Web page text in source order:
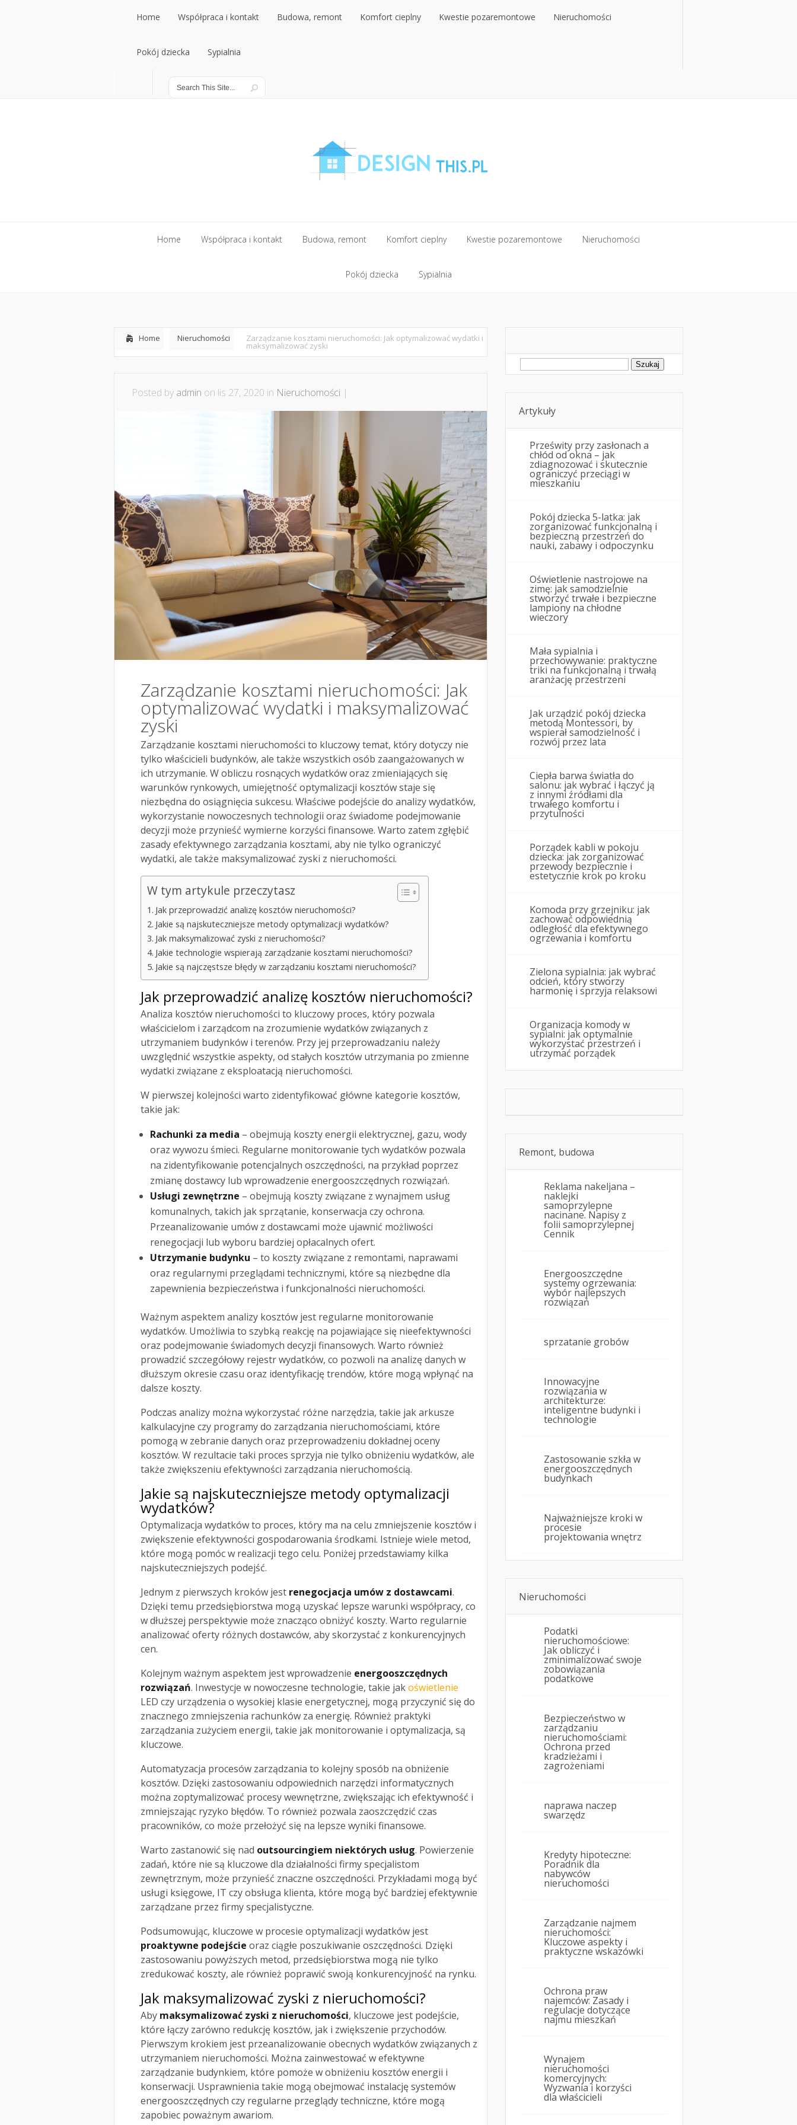
Home
Home
Współpraca i kontakt
Współpraca i kontakt
Budowa, remont Komfort cieplny Kwestie pozaremontowe Nieruchomości
Pokój dziecka
Pokój dziecka
Sypialnia
Sypialnia
Home Współpraca i kontakt Budowa, remont
Budowa, remont
Komfort cieplny
Komfort cieplny
Kwestie pozaremontowe Nieruchomości
Pokój dziecka Sypialnia
Home Nieruchomości Zarządzanie kosztami nieruchomości: Jak optymalizować wydatki i
maksymalizować zyski
Posted by admin on lis 27, 2020 in Nieruchomości |
Zarządzanie kosztami nieruchomości: Jak
optymalizować wydatki i maksymalizować
zyski
Zarządzanie kosztami nieruchomości to kluczowy temat, który dotyczy nie
tylko właścicieli budynków, ale także wszystkich osób zaangażowanych w
ich utrzymanie. W obliczu rosnących wydatków oraz zmieniających się
warunków rynkowych, umiejętność optymalizacji kosztów staje się
niezbędna do osiągnięcia sukcesu. Właściwe podejście do analizy wydatków,
wykorzystanie nowoczesnych technologii oraz świadome podejmowanie
decyzji może przynieść wymierne korzyści finansowe. Warto zatem zgłębić
zasady efektywnego zarządzania kosztami, aby nie tylko ograniczyć
wydatki, ale także maksymalizować zyski z nieruchomości.
W tym artykule przeczytasz
Jak przeprowadzić analizę kosztów nieruchomości?
Jakie są najskuteczniejsze metody optymalizacji wydatków?
Jak maksymalizować zyski z nieruchomości?
Jakie technologie wspierają zarządzanie kosztami nieruchomości?
Jakie są najczęstsze błędy w zarządzaniu kosztami nieruchomości?
Jak przeprowadzić analizę kosztów nieruchomości?
Analiza kosztów nieruchomości to kluczowy proces, który pozwala
właścicielom i zarządcom na zrozumienie wydatków związanych z
utrzymaniem budynków i terenów. Przy jej przeprowadzaniu należy
uwzględnić wszystkie aspekty, od stałych kosztów utrzymania po zmienne
wydatki związane z eksploatacją nieruchomości.
W pierwszej kolejności warto zidentyfikować główne kategorie kosztów,
takie jak:
Rachunki za media – obejmują koszty energii elektrycznej, gazu, wody
oraz wywozu śmieci. Regularne monitorowanie tych wydatków pozwala
na zidentyfikowanie potencjalnych oszczędności, na przykład poprzez
zmianę dostawcy lub wprowadzenie energooszczędnych rozwiązań.
Usługi zewnętrzne – obejmują koszty związane z wynajmem usług
komunalnych, takich jak sprzątanie, konserwacja czy ochrona.
Przeanalizowanie umów z dostawcami może ujawnić możliwości
renegocjacji lub wyboru bardziej opłacalnych ofert.
Utrzymanie budynku – to koszty związane z remontami, naprawami
oraz regularnymi przeglądami technicznymi, które są niezbędne dla
zapewnienia bezpieczeństwa i funkcjonalności nieruchomości.
Ważnym aspektem analizy kosztów jest regularne monitorowanie
wydatków. Umożliwia to szybką reakcję na pojawiające się nieefektywności
oraz podejmowanie świadomych decyzji finansowych. Warto również
prowadzić szczegółowy rejestr wydatków, co pozwoli na analizę danych w
dłuższym okresie czasu oraz identyfikację trendów, które mogą wpłynąć na
dalsze koszty.
Podczas analizy można wykorzystać różne narzędzia, takie jak arkusze
kalkulacyjne czy programy do zarządzania nieruchomościami, które
pomogą w zebranie danych oraz przeprowadzeniu dokładnej oceny
kosztów. W rezultacie taki proces sprzyja nie tylko obniżeniu wydatków, ale
także zwiększeniu efektywności zarządzania nieruchomością.
Jakie są najskuteczniejsze metody optymalizacji
wydatków?
Optymalizacja wydatków to proces, który ma na celu zmniejszenie kosztów i
zwiększenie efektywności gospodarowania środkami. Istnieje wiele metod,
które mogą pomóc w realizacji tego celu. Poniżej przedstawiamy kilka
najskuteczniejszych podejść.
Jednym z pierwszych kroków jest renegocjacja umów z dostawcami.
Dzięki temu przedsiębiorstwa mogą uzyskać lepsze warunki współpracy, co
w dłuższej perspektywie może znacząco obniżyć koszty. Warto regularnie
analizować oferty różnych dostawców, aby skorzystać z konkurencyjnych
cen.
Kolejnym ważnym aspektem jest wprowadzenie energooszczędnych
rozwiązań. Inwestycje w nowoczesne technologie, takie jakoświetlenie
LED czy urządzenia o wysokiej klasie energetycznej, mogą przyczynić się do
znacznego zmniejszenia rachunków za energię. Również praktyki
zarządzania zużyciem energii, takie jak monitorowanie i optymalizacja, są
kluczowe.
Automatyzacja procesów zarządzania to kolejny sposób na obniżenie
kosztów. Dzięki zastosowaniu odpowiednich narzędzi informatycznych
można zoptymalizować procesy wewnętrzne, zwiększając ich efektywność i
zmniejszając ryzyko błędów. To również pozwala zaoszczędzić czas
pracowników, co może przełożyć się na lepsze wyniki finansowe.
Warto zastanowić się nad outsourcingiem niektórych usług. Powierzenie
zadań, które nie są kluczowe dla działalności firmy specjalistom
zewnętrznym, może przynieść znaczne oszczędności. Przykładami mogą być
usługi księgowe, IT czy obsługa klienta, które mogą być bardziej efektywnie
zarządzane przez firmy specjalistyczne.
Podsumowując, kluczowe w procesie optymalizacji wydatków jest
proaktywne podejście oraz ciągłe poszukiwanie oszczędności. Dzięki
zastosowaniu powyższych metod, przedsiębiorstwa mogą nie tylko
zredukować koszty, ale również poprawić swoją konkurencyjność na rynku.
Jak maksymalizować zyski z nieruchomości?
Aby maksymalizować zyski z nieruchomości, kluczowe jest podejście,
które łączy zarówno redukcję kosztów, jak i zwiększenie przychodów.
Pierwszym krokiem jest przeanalizowanie obecnych wydatków związanych z
utrzymaniem nieruchomości. Można zainwestować w efektywne
zarządzanie budynkiem, które pomoże w obniżeniu kosztów energii i
konserwacji. Usprawnienia takie mogą obejmować instalację systemów
energooszczędnych czy regularne przeglądy techniczne, które mogą
zapobiec poważnym awariom.
Szukaj:
Artykuły
Prześwity przy zasłonach a
chłód od okna – jak
zdiagnozować i skutecznie
ograniczyć przeciągi w
mieszkaniu
Pokój dziecka 5-latka: jak
zorganizować funkcjonalną i
bezpieczną przestrzeń do
nauki, zabawy i odpoczynku
Oświetlenie nastrojowe na
zimę: jak samodzielnie
stworzyć trwałe i bezpieczne
lampiony na chłodne
wieczory
Mała sypialnia i
przechowywanie: praktyczne
triki na funkcjonalną i trwałą
aranżację przestrzeni
Jak urządzić pokój dziecka
metodą Montessori, by
wspierał samodzielność i
rozwój przez lata
Ciepła barwa światła do
salonu: jak wybrać i łączyć ją
z innymi źródłami dla
trwałego komfortu i
przytulności
Porządek kabli w pokoju
dziecka: jak zorganizować
przewody bezpiecznie i
estetycznie krok po kroku
Komoda przy grzejniku: jak
zachować odpowiednią
odległość dla efektywnego
ogrzewania i komfortu
Zielona sypialnia: jak wybrać
odcień, który stworzy
harmonię i sprzyja relaksowi
Organizacja komody w
sypialni: jak optymalnie
wykorzystać przestrzeń i
utrzymać porządek
Remont, budowa
Reklama nakeljana –
naklejki
samoprzylepne
nacinane. Napisy z
folii samoprzylepnej
Cennik
Energooszczędne
systemy ogrzewania:
wybór najlepszych
rozwiązań
sprzatanie grobów
Innowacyjne
rozwiązania w
architekturze:
inteligentne budynki i
technologie
Zastosowanie szkła w
energooszczędnych
budynkach
Najważniejsze kroki w
procesie
projektowania wnętrz
Nieruchomości
Podatki
nieruchomościowe:
Jak obliczyć i
zminimalizować swoje
zobowiązania
podatkowe
Bezpieczeństwo w
zarządzaniu
nieruchomościami:
Ochrona przed
kradzieżami i
zagrożeniami
naprawa naczep
swarzędz
Kredyty hipoteczne:
Poradnik dla
nabywców
nieruchomości
Zarządzanie najmem
nieruchomości:
Kluczowe aspekty i
praktyczne wskazówki
Ochrona praw
najemców: Zasady i
regulacje dotyczące
najmu mieszkań
Wynajem
nieruchomości
komercyjnych:
Wyzwania i korzyści
dla właścicieli